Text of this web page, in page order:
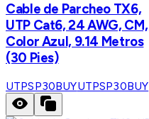
Cable de Parcheo TX6,
UTP Cat6, 24 AWG, CM,
Color Azul, 9.14 Metros
(30 Pies)
UTPSP30BUYUTPSP30BUY